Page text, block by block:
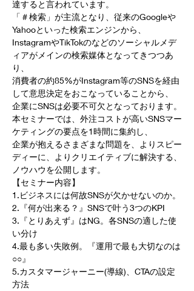
達すると言われています。
「＃検索」が主流となり、従来のGoogleや
Yahooといった検索エンジンから、
InstagramやTikTokのなどのソーシャルメデ
ィアがメインの検索媒体となってきつつあ
り、
消費者の約85%がInstagram等のSNSを経由
して意思決定をおこなっていることから、
企業にSNSは必要不可欠となっております。
本セミナーでは、外注コストが高いSNSマー
ケティングの要点を1時間に集約し、
企業が抱えるさまざまな問題を、よりスピー
ディーに、よりクリエイティブに解決する、
ノウハウを公開します。
【セミナー内容】
1.ビジネスには何故SNSが欠かせないのか。
2.『何が出来る？』SNSで叶う3つのKPI
3.『とりあえず』はNG。各SNSの適した使
い分け
4.最も多い失敗例。『運用で最も大切なのは
○○』
5.カスタマージャーニー(導線)、CTAの設定
方法